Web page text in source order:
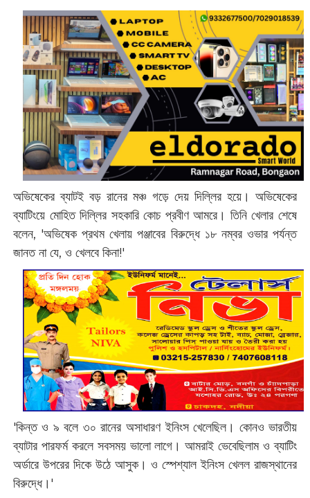
অভিষেকের ব্যাটই বড় রানের মঞ্চ গড়ে দেয় দিল্লির হয়ে। অভিষেকের
ব্যাটিংয়ে মোহিত দিল্লির সহকারি কোচ প্রবীণ আমরে। তিনি খেলার শেষে
বলেন, 'অভিষেক প্রথম খেলায় পঞ্জাবের বিরুদ্ধে ১৮ নম্বর ওভার পর্যন্ত
জানত না যে, ও খেলবে কিনা!'
'কিন্ত ও ৯ বলে ৩০ রানের অসাধারণ ইনিংস খেলেছিল। কোনও ভারতীয়
ব্যাটার পারফর্ম করলে সবসময় ভালো লাগে। আমরাই ভেবেছিলাম ও ব্যাটিং
অর্ডারে উপরের দিকে উঠে আসুক। ও স্পেশ্যাল ইনিংস খেলল রাজস্থানের
বিরুদ্ধে।'